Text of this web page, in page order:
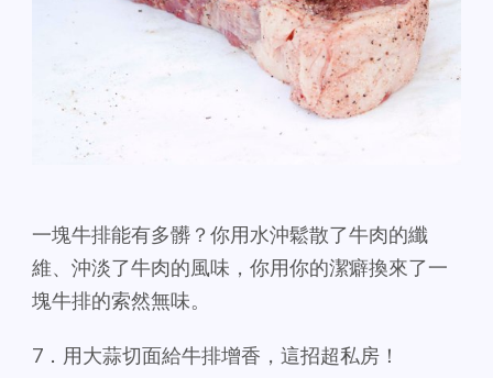
一塊牛排能有多髒？你用水沖鬆散了牛肉的纖
維、沖淡了牛肉的風味，你用你的潔癖換來了一
塊牛排的索然無味。
7．用大蒜切面給牛排增香，這招超私房！